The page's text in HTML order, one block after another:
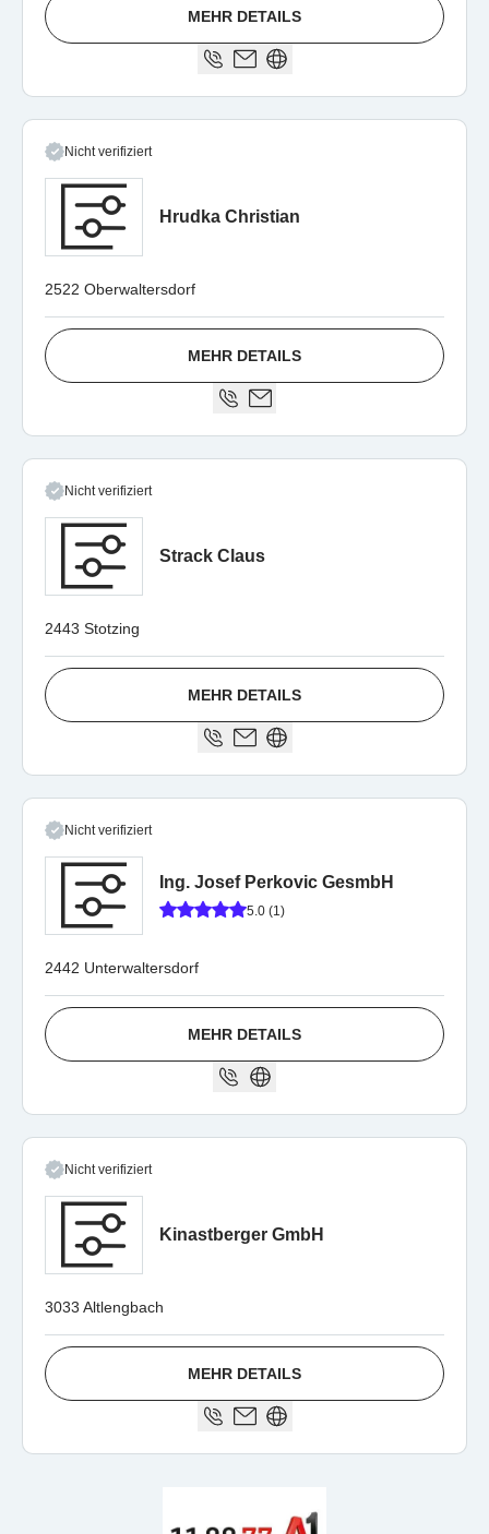
MEHR DETAILS
Nicht verifiziert
Hrudka Christian
2522 Oberwaltersdorf
MEHR DETAILS
Nicht verifiziert
Strack Claus
2443 Stotzing
MEHR DETAILS
Nicht verifiziert
Ing. Josef Perkovic GesmbH
5.0 (1)
2442 Unterwaltersdorf
MEHR DETAILS
Nicht verifiziert
Kinastberger GmbH
3033 Altlengbach
MEHR DETAILS